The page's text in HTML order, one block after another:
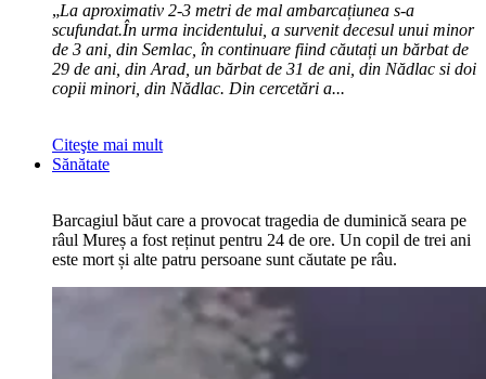
„La aproximativ 2-3 metri de mal ambarcațiunea s-a
scufundat.În urma incidentului, a survenit decesul unui minor
de 3 ani, din Semlac, în continuare fiind căutați un bărbat de
29 de ani, din Arad, un bărbat de 31 de ani, din Nădlac si doi
copii minori, din Nădlac. Din cercetări a...
Citeşte mai mult
Sănătate
Barcagiul băut care a provocat tragedia de duminică seara pe
râul Mureș a fost reținut pentru 24 de ore. Un copil de trei ani
este mort și alte patru persoane sunt căutate pe râu.